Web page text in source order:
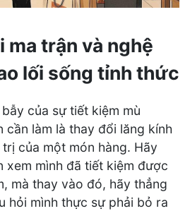
ma trận và nghệ
lối sống tỉnh thức
của sự tiết kiệm mù
cần làm là thay đổi lăng kính
của một món hàng. Hãy
xem mình đã tiết kiệm được
mà thay vào đó, hãy thẳng
hỏi mình thực sự phải bỏ ra